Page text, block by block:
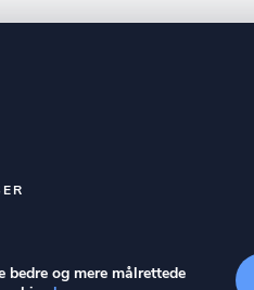
info@ownr.dk
og mere målrettede